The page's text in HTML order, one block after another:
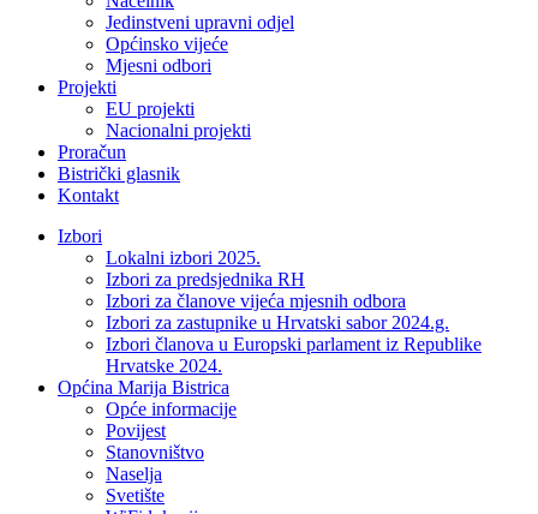
Jedinstveni upravni odjel
Općinsko vijeće
Mjesni odbori
Projekti
EU projekti
Nacionalni projekti
Proračun
Bistrički glasnik
Kontakt
Izbori
Lokalni izbori 2025.
Izbori za predsjednika RH
Izbori za članove vijeća mjesnih odbora
Izbori za zastupnike u Hrvatski sabor 2024.g.
Izbori članova u Europski parlament iz Republike
Hrvatske 2024.
Općina Marija Bistrica
Opće informacije
Povijest
Stanovništvo
Naselja
Svetište